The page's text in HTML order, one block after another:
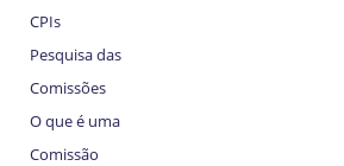
CPIs
Pesquisa das
Comissões
O que é uma
Comissão